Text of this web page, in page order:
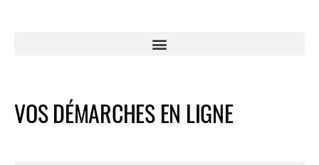
VOS DÉMARCHES EN LIGNE